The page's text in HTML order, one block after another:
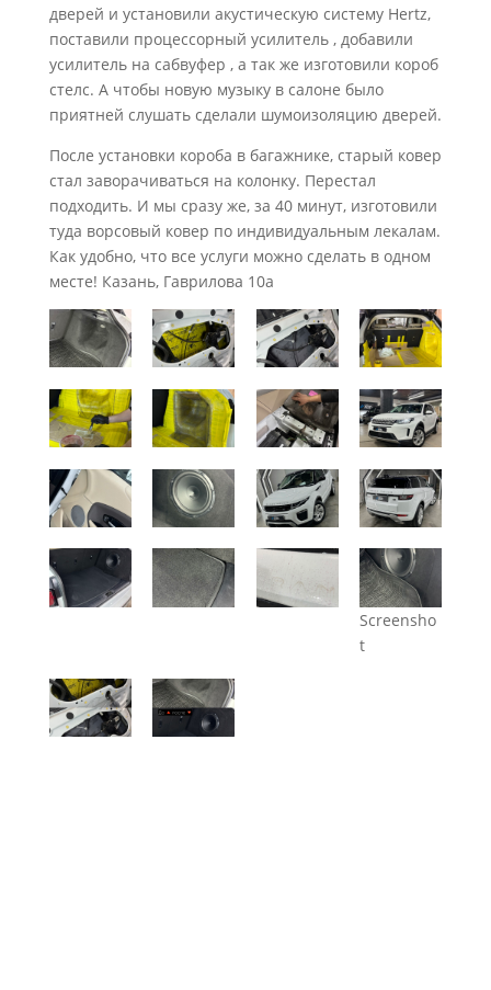
дверей и установили акустическую систему Hertz,
поставили процессорный усилитель , добавили
усилитель на сабвуфер , а так же изготовили короб
стелс. А чтобы новую музыку в салоне было
приятней слушать сделали шумоизоляцию дверей.
После установки короба в багажнике, старый ковер
стал заворачиваться на колонку. Перестал
подходить. И мы сразу же, за 40 минут, изготовили
туда ворсовый ковер по индивидуальным лекалам.
Как удобно, что все услуги можно сделать в одном
месте! Казань, Гаврилова 10а
Screensho
t